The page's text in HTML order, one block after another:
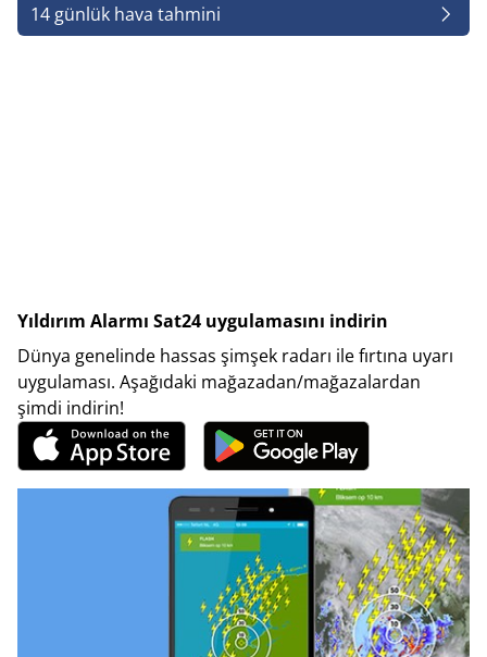
14 günlük hava tahmini
Yıldırım Alarmı Sat24 uygulamasını indirin
Dünya genelinde hassas şimşek radarı ile fırtına uyarı
uygulaması. Aşağıdaki mağazadan/mağazalardan
şimdi indirin!